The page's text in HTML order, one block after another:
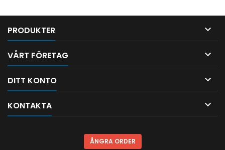
PRODUKTER 
VÅRT FÖRETAG 
DITT KONTO 
KONTAKTA 
ÅNGRA ORDER